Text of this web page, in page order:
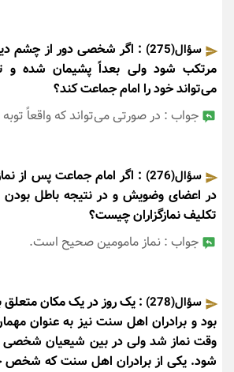
سؤال(275)
: اگر شخصی دور از چشم
مرتکب شود ولی بعداً پشیمان شده و
می‌تواند خود را امام جماعت کند؟
جواب : در صورتی می‌تواند که واقعاً
سؤال(276)
: اگر امام جماعت پس از
در اعضای وضویش و در نتیجه باطل
تکلیف نمازگزاران چیست؟
جواب : نماز مامومین صحیح است.
سؤال(278)
: یک روز در یک مکان متعلق
بود و برادران اهل سنت نیز به عنوان
وقت نماز شد ولی در بین شیعیان شخصی
شود. یکی از برادران اهل سنت که شخص